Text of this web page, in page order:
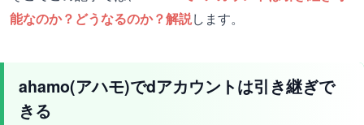
能なのか？どうなるのか？解説します。
ahamo(アハモ)でdアカウントは引き継ぎで
きる